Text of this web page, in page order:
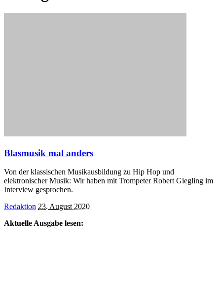
Blasmusik mal anders
Von der klassischen Musikausbildung zu Hip Hop und
elektronischer Musik: Wir haben mit Trompeter Robert Giegling im
Interview gesprochen.
Posted
Redaktion 23. August 2020
Aktuelle Ausgabe lesen: